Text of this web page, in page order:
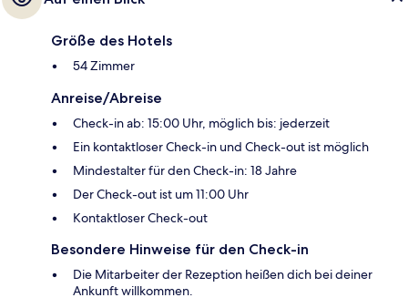
Größe des Hotels
54 Zimmer
Anreise/Abreise
Check-in ab: 15:00 Uhr, möglich bis: jederzeit
Ein kontaktloser Check-in und Check-out ist möglich
Mindestalter für den Check-in: 18 Jahre
Der Check-out ist um 11:00 Uhr
Kontaktloser Check-out
Besondere Hinweise für den Check-in
Die Mitarbeiter der Rezeption heißen dich bei deiner
Ankunft willkommen.